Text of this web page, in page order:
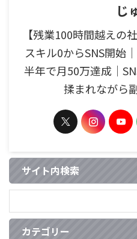
じ
【残業100時間越えの
スキル0からSNS開始
半年で月50万達成｜
揉まれながら
サイト内検索
カテゴリー